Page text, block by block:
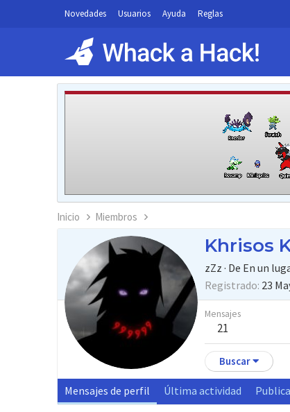
Novedades Usuarios Ayuda Reglas
Inicio Miembros
Khrisos
zZz · De En un
Registrado 23
Mensajes
21
Buscar
Mensajes de perfil Última actividad